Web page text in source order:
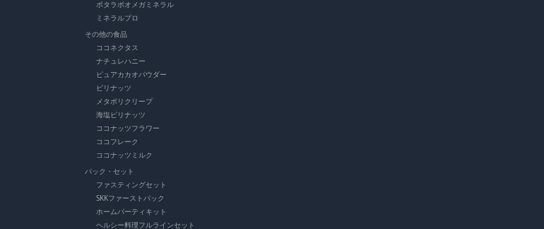
ボタラボオメガミネラル
ミネラルプロ
その他の食品
ココネクタス
ナチュレハニー
ピュアカカオパウダー
ピリナッツ
メタボリクリープ
海塩ピリナッツ
ココナッツフラワー
ココフレーク
ココナッツミルク
パック・セット
ファスティングセット
SKKファーストパック
ホームパーティキット
ヘルシー料理フルラインセット